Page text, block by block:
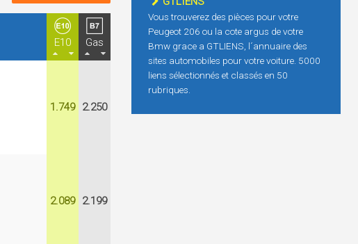
E10
Gas
1.749 2.250
2.089 2.199
Vous trouverez des pièces pour votre
Peugeot 206 ou la cote argus de votre
Bmw grace a GTLIENS, l´annuaire des
sites automobiles pour votre voiture. 5000
liens sélectionnés et classés en 50
rubriques.